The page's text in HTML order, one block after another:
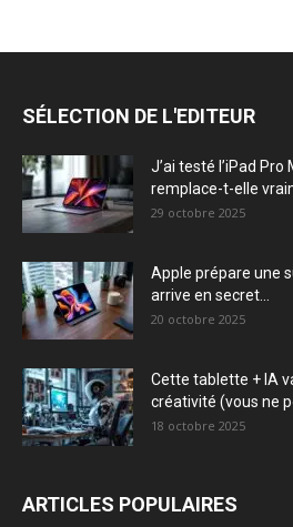
SÉLECTION DE L'EDITEUR
J’ai testé l’iPad
remplace-t-elle
29 octobre 2025
Apple prépare une
arrive en secret...
20 octobre 2025
Cette tablette + IA
créativité (vous ne
18 octobre 2025
ARTICLES POPULAIRES